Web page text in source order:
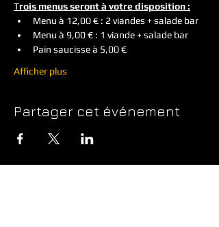
Trois menus seront à votre disposition :
Menu à 12,00 € : 2 viandes + salade bar
Menu à 9,00 € : 1 viande + salade bar
Pain saucisse à 5,00 €
Afficher plus
Partager cet événement